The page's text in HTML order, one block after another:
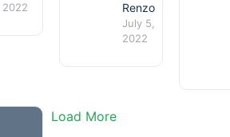
2022
Renzo
July 5,
2022
Load More